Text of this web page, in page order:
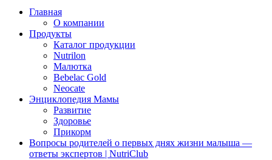
Главная
О компании
Продукты
Каталог продукции
Nutrilon
Малютка
Bebelac Gold
Neocate
Энциклопедия Мамы
Развитие
Здоровье
Прикорм
Вопросы родителей о первых днях жизни малыша —
ответы экспертов | NutriClub